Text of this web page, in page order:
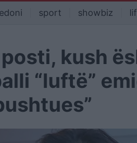
sport showbiz
kush
“luftë”